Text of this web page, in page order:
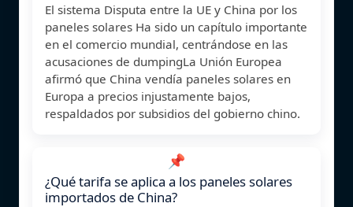
El sistema Disputa entre la UE y China por los
paneles solares Ha sido un capítulo importante
en el comercio mundial, centrándose en las
acusaciones de dumpingLa Unión Europea
afirmó que China vendía paneles solares en
Europa a precios injustamente bajos,
respaldados por subsidios del gobierno chino.
📌
¿Qué tarifa se aplica a los paneles solares
importados de China?